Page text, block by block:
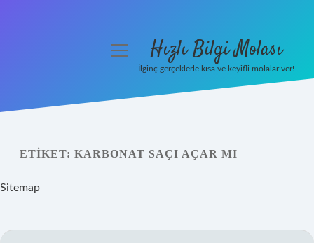
Yasal Uyarı
Hakkımızda
menüyüHızlı Bilgi Molası
İlginç gerçeklerle kısa ve keyifli molalar ver!
ETIKET: KARBONAT SAÇI AÇAR MI
Sitemap